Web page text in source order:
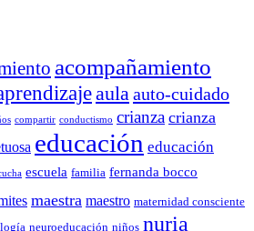
acompañamiento
aula auto-cuidado
compartir conductismo crianza crianza
educación educación
escuela familia fernanda bocco
maestra maestro maternidad consciente
neuroeducación niños nuria